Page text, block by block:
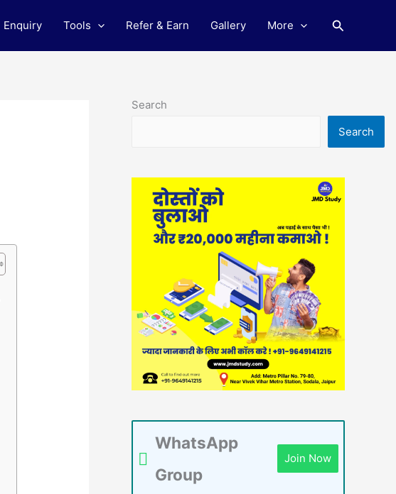
Enquiry Tools Refer & Earn Gallery More Search
Search
Search
WhatsApp
Group
Join Now